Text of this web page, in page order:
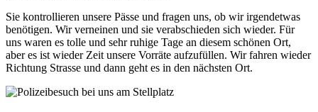
Sie kontrollieren unsere Pässe und fragen uns, ob wir irgendetwas
benötigen. Wir verneinen und sie verabschieden sich wieder. Für
uns waren es tolle und sehr ruhige Tage an diesem schönen Ort,
aber es ist wieder Zeit unsere Vorräte aufzufüllen. Wir fahren wieder
Richtung Strasse und dann geht es in den nächsten Ort.